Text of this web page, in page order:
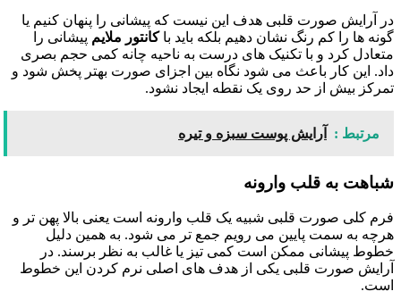
در آرایش صورت قلبی هدف این نیست که پیشانی را پنهان کنیم یا
گونه ها را کم رنگ نشان دهیم بلکه باید باکانتور ملایم پیشانی را
متعادل کرد و با تکنیک های درست به ناحیه چانه کمی حجم بصری
داد. این کار باعث می شود نگاه بین اجزای صورت بهتر پخش شود و
تمرکز بیش از حد روی یک نقطه ایجاد نشود.
مرتبط : آرایش پوست سبزه و تیره
شباهت به قلب وارونه
فرم کلی صورت قلبی شبیه یک قلب وارونه است یعنی بالا پهن تر و
هرچه به سمت پایین می رویم جمع تر می شود. به همین دلیل
خطوط پیشانی ممکن است کمی تیز یا غالب به نظر برسند. در
آرایش صورت قلبی یکی از هدف های اصلی نرم کردن این خطوط
است.